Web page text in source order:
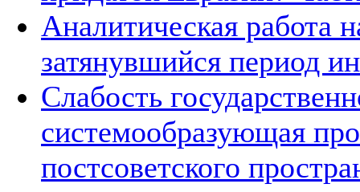
Аналитическая работа
затянувшийся период
Слабость
системообразующая
постсоветского